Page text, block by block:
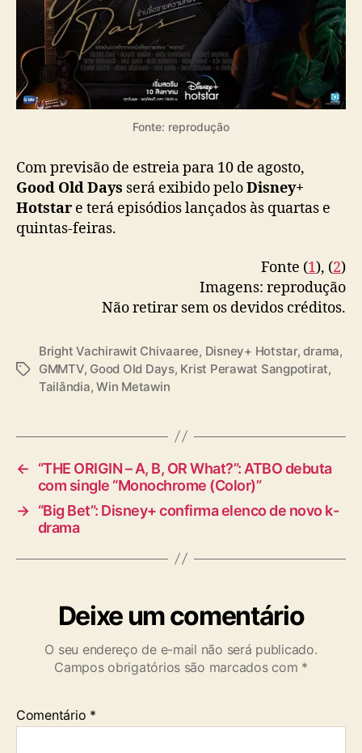
Fonte: reprodução
Com previsão de estreia para 10 de agosto,
Good Old Days será exibido peloDisney+
Hotstar e terá episódios lançados às quartas e
quintas-feiras.
Fonte (1), (2)
Imagens: reprodução
Não retirar sem os devidos créditos.
T
Bright Vachirawit Chivaaree, Disney+ Hotstar,drama,
GMMTV, Good Old Days, Krist Perawat Sangpotirat,
Tailândia,Win Metawin
←
“THE ORIGIN – A, B, OR What?”: ATBO debuta
com single “Monochrome (Color)”
→ “Big Bet”: Disney+ confirma elenco de novo k-
drama
Deixe um comentário
O seu endereço de e-mail não será publicado.
Campos obrigatórios são marcados com *
Comentário *